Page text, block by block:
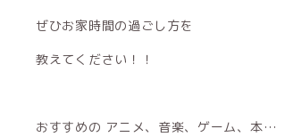
ぜひお家時間の過ごし方を
教えてください！！
おすすめの アニメ、音楽、ゲーム、本…